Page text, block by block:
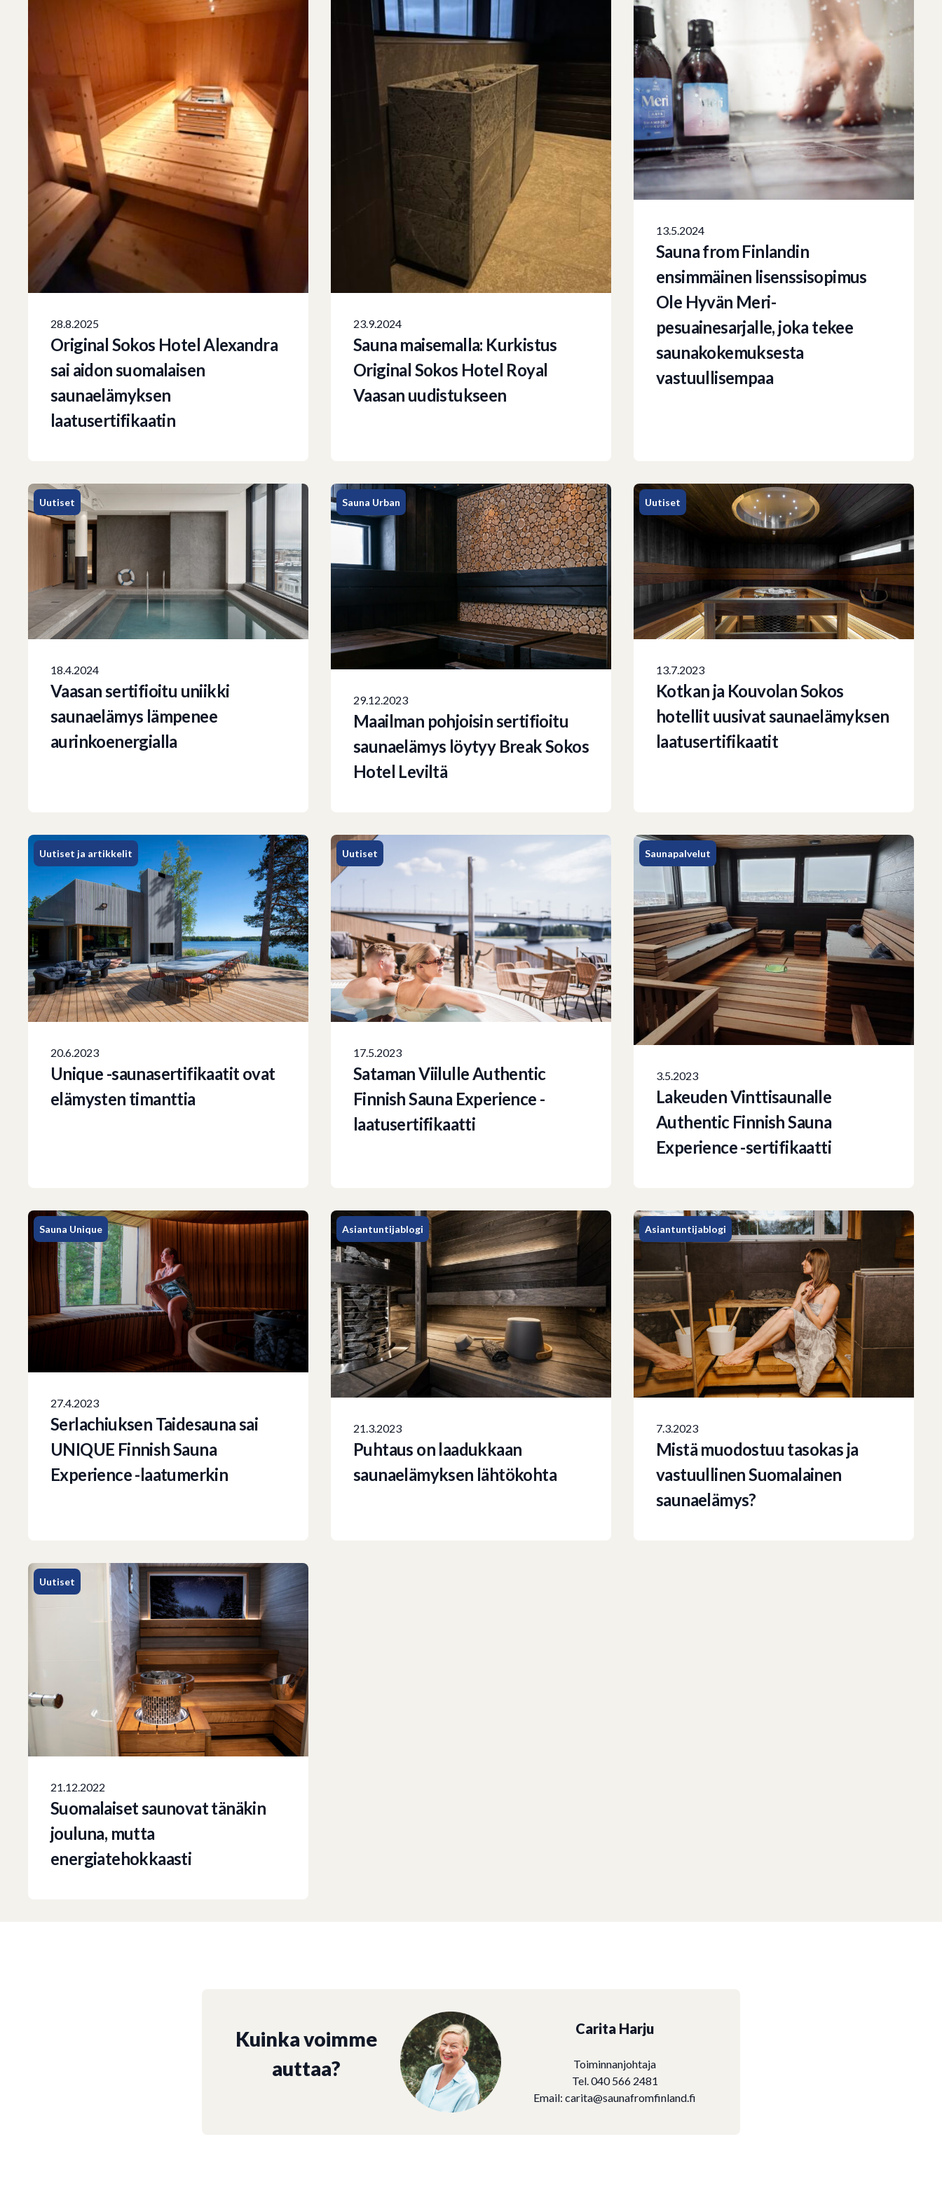
28.8.2025
Original Sokos Hotel Alexandra
sai aidon suomalaisen
saunaelämyksen
laatusertifikaatin
23.9.2024
Sauna maisemalla: Kurkistus
Original Sokos Hotel Royal
Vaasan uudistukseen
13.5.2024
Sauna from Finlandin
ensimmäinen lisenssisopimus
Ole Hyvän Meri-
pesuainesarjalle, joka tekee
saunakokemuksesta
vastuullisempaa
Uutiset
18.4.2024
Vaasan sertifioitu uniikki
saunaelämys lämpenee
aurinkoenergialla
Sauna Urban
29.12.2023
Maailman pohjoisin sertifioitu
saunaelämys löytyy Break Sokos
Hotel Leviltä
Uutiset
13.7.2023
Kotkan ja Kouvolan Sokos
hotellit uusivat saunaelämyksen
laatusertifikaatit
Uutiset ja artikkelit
20.6.2023
Unique -saunasertifikaatit ovat
elämysten timanttia
Uutiset
17.5.2023
Sataman Viilulle Authentic
Finnish Sauna Experience -
laatusertifikaatti
Saunapalvelut
3.5.2023
Lakeuden Vinttisaunalle
Authentic Finnish Sauna
Experience -sertifikaatti
Sauna Unique
27.4.2023
Serlachiuksen Taidesauna sai
UNIQUE Finnish Sauna
Experience -laatumerkin
Asiantuntijablogi
21.3.2023
Puhtaus on laadukkaan
saunaelämyksen lähtökohta
Asiantuntijablogi
7.3.2023
Mistä muodostuu tasokas ja
vastuullinen Suomalainen
saunaelämys?
Uutiset
21.12.2022
Suomalaiset saunovat tänäkin
jouluna, mutta
energiatehokkaasti
Kuinka voimme
auttaa?
Carita Harju
Toiminnanjohtaja
Tel. 040 566 2481
Email:carita@saunafromfinland.fi